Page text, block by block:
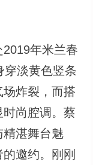
年米兰春
穿淡黄色竖条
炸裂，而搭
尚腔调。蔡
精湛舞台魅
邀约。刚刚